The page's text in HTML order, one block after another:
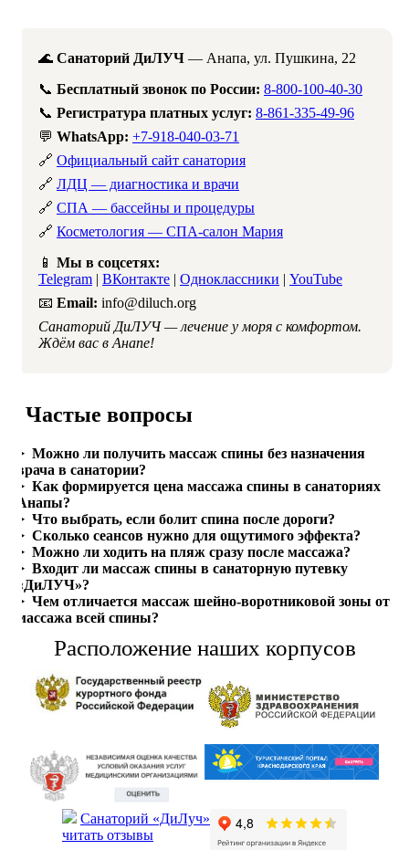
🌊 Санаторий ДиЛУЧ — Анапа, ул. Пушкина, 22
📞 Бесплатный звонок по России: 8-800-100-40-30
📞 Регистратура платных услуг: 8-861-335-49-96
💬 WhatsApp: +7-918-040-03-71
🔗 Официальный сайт санатория
🔗 ЛДЦ — диагностика и врачи
🔗 СПА — бассейны и процедуры
🔗 Косметология — СПА-салон Мария
📱 Мы в соцсетях:
Telegram | ВКонтакте | Одноклассники | YouTube
📧 Email: info@diluch.org
Санаторий ДиЛУЧ — лечение у моря с комфортом.
Ждём вас в Анапе!
Частые вопросы
Можно ли получить массаж спины без назначения
врача в санатории?
Как формируется цена массажа спины в санаториях
Анапы?
Что выбрать, если болит спина после дороги?
Сколько сеансов нужно для ощутимого эффекта?
Можно ли ходить на пляж сразу после массажа?
Входит ли массаж спины в санаторную путевку
«ДиЛУЧ»?
Чем отличается массаж шейно-воротниковой зоны от
массажа всей спины?
Расположение наших корпусов
Санаторий «ДиЛуч»
читать отзывы